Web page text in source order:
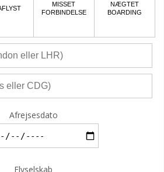
MISSET
FORBINDELSE
NÆGTET
BOARDING
Afrejsesdato
Flyselskab